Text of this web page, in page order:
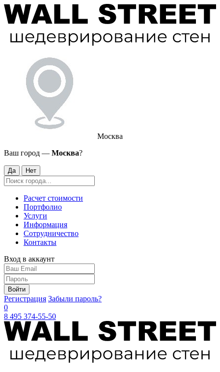
Москва
Ваш город — Москва?
Да Нет
Расчет стоимости
Портфолио
Услуги
Информация
Сотрудничество
Контакты
Вход в аккаунт
Войти
Регистрация Забыли пароль?
0
8 495 374-55-50